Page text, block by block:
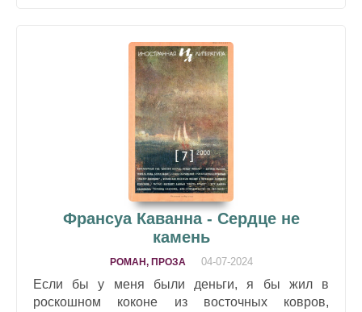
Франсуа Каванна - Сердце не
камень
РОМАН, ПРОЗА 04-07-2024
Если бы у меня были деньги, я бы жил в
роскошном коконе из восточных ковров,